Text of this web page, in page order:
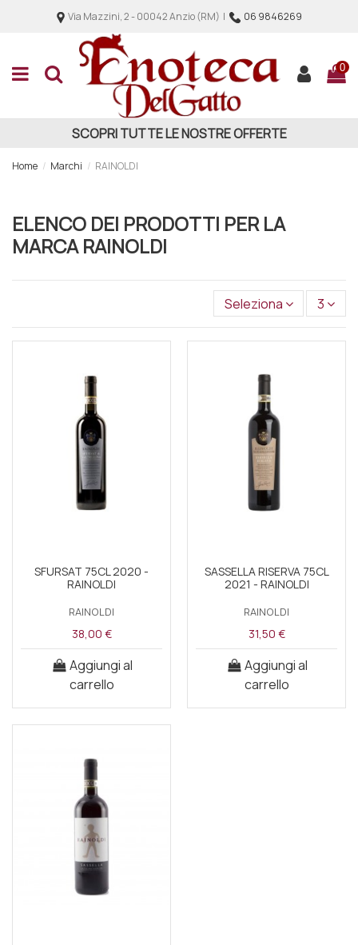
Via Mazzini, 2 - 00042 Anzio (RM) | 06 9846269
0
SCOPRI TUTTE LE NOSTRE OFFERTE
Home Marchi RAINOLDI
ELENCO DEI PRODOTTI PER LA
MARCA RAINOLDI
Seleziona 3
SFURSAT 75CL 2020 -
RAINOLDI
RAINOLDI
38,00 €
Aggiungi al
carrello
SASSELLA RISERVA 75CL
2021 - RAINOLDI
RAINOLDI
31,50 €
Aggiungi al
carrello